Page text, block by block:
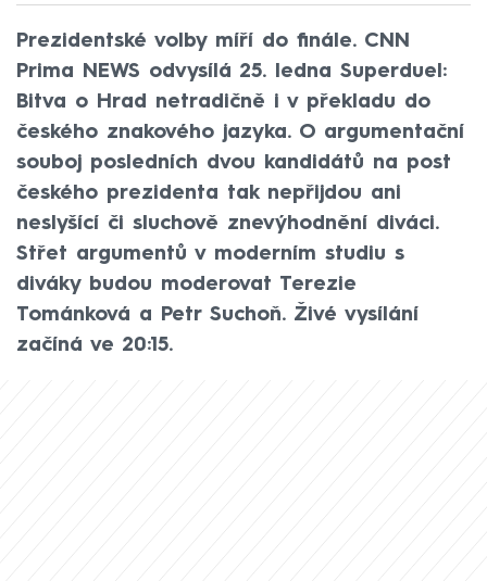
Prezidentské volby míří do finále. CNN
Prima NEWS odvysílá 25. ledna Superduel:
Bitva o Hrad netradičně i v překladu do
českého znakového jazyka. O argumentační
souboj posledních dvou kandidátů na post
českého prezidenta tak nepřijdou ani
neslyšící či sluchově znevýhodnění diváci.
Střet argumentů v moderním studiu s
diváky budou moderovat Terezie
Tománková a Petr Suchoň. Živé vysílání
začíná ve 20:15.